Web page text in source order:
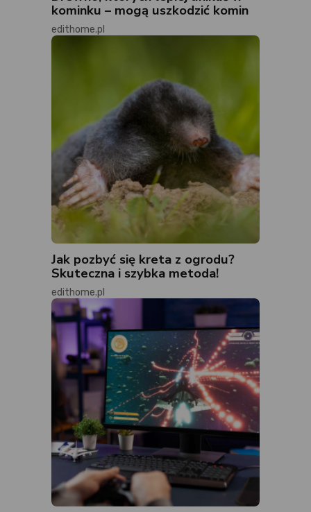
kominku – mogą uszkodzić komin
edithome.pl
Jak pozbyć się kreta z ogrodu?
Skuteczna i szybka metoda!
edithome.pl